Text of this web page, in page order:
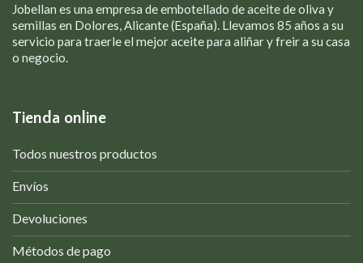
Jobellan es una empresa de embotellado de aceite de oliva y
semillas en Dolores, Alicante (España). Llevamos 85 años a su
servicio para traerle el mejor aceite para aliñar y freir a su casa
o negocio.
Tienda online
Todos nuestros productos
Envíos
Devoluciones
Métodos de pago